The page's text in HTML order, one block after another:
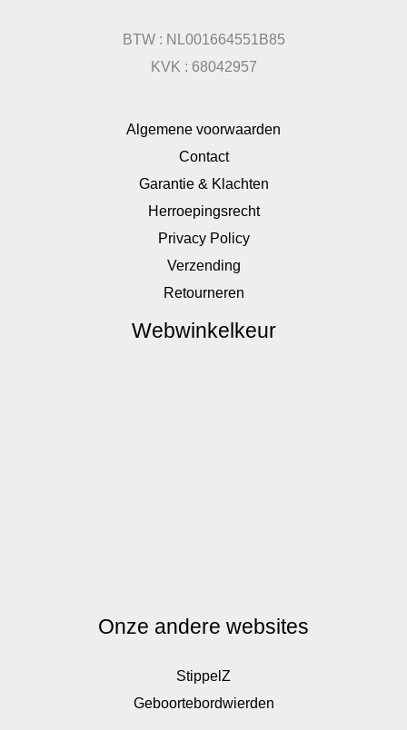
BTW : NL001664551B85
KVK : 68042957
Algemene voorwaarden
Contact
Garantie & Klachten
Herroepingsrecht
Privacy Policy
Verzending
Retourneren
Webwinkelkeur
Onze andere websites
StippelZ
Geboortebordwierden